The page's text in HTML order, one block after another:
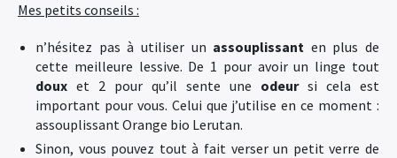
Mes petits conseils :
n’hésitez pas à utiliser un assouplissant en plus de
cette meilleure lessive. De 1 pour avoir un linge tout
doux et 2 pour qu’il sente une odeursi cela est
important pour vous. Celui que j’utilise en ce moment :
assouplissant Orange bio Lerutan.
Sinon, vous pouvez tout à fait verser un petit verre de